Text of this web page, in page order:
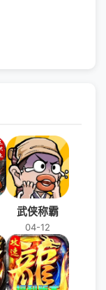
武侠称霸
04-12